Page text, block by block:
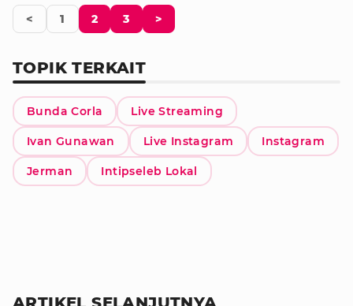
< 1 2 3 >
TOPIK TERKAIT
Bunda Corla Live Streaming
Ivan Gunawan Live Instagram Instagram
Jerman Intipseleb Lokal